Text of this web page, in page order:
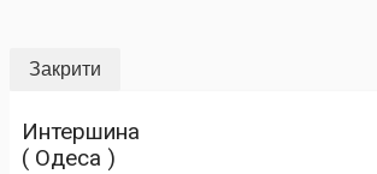
Закрити
Интершина
( Одеса )